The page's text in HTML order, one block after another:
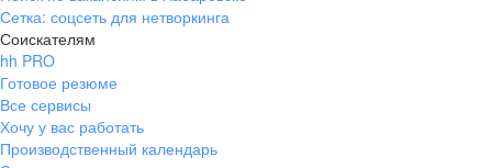
Сетка: соцсеть для нетворкинга
Соискателям
hh PRO
Готовое резюме
Все сервисы
Хочу у вас работать
Производственный календарь